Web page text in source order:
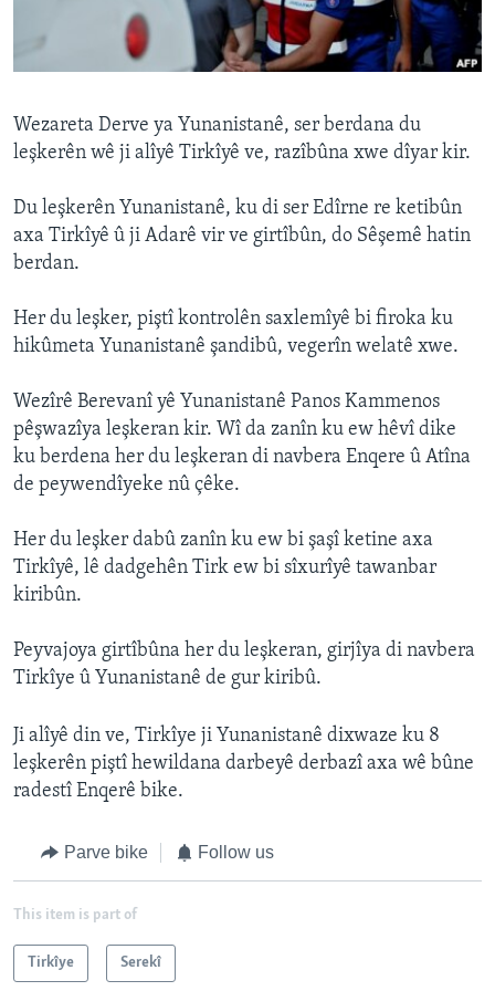
ÇAND Û HUNER
Learning English
FOLLOW US
Zimanên Din
Wezareta Derve ya Yunanistanê, ser berdana du
leşkerên wê ji alîyê Tirkîyê ve, razîbûna xwe dîyar kir.
Du leşkerên Yunanistanê, ku di ser Edîrne re ketibûn
axa Tirkîyê û ji Adarê vir ve girtîbûn, do Sêşemê hatin
berdan.
Her du leşker, piştî kontrolên saxlemîyê bi firoka ku
hikûmeta Yunanistanê şandibû, vegerîn welatê xwe.
Wezîrê Berevanî yê Yunanistanê Panos Kammenos
pêşwazîya leşkeran kir. Wî da zanîn ku ew hêvî dike
ku berdena her du leşkeran di navbera Enqere û Atîna
de peywendîyeke nû çêke.
Her du leşker dabû zanîn ku ew bi şaşî ketine axa
Tirkîyê, lê dadgehên Tirk ew bi sîxurîyê tawanbar
kiribûn.
Peyvajoya girtîbûna her du leşkeran, girjîya di navbera
Tirkîye û Yunanistanê de gur kiribû.
Ji alîyê din ve, Tirkîye ji Yunanistanê dixwaze ku 8
leşkerên piştî hewildana darbeyê derbazî axa wê bûne
radestî Enqerê bike.
Parve bike Follow us
This item is part of
Tirkîye Serekî